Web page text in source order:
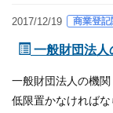
2017/12/19 商業登記
一般財団法人
一般財団法人の機
低限置かなければ